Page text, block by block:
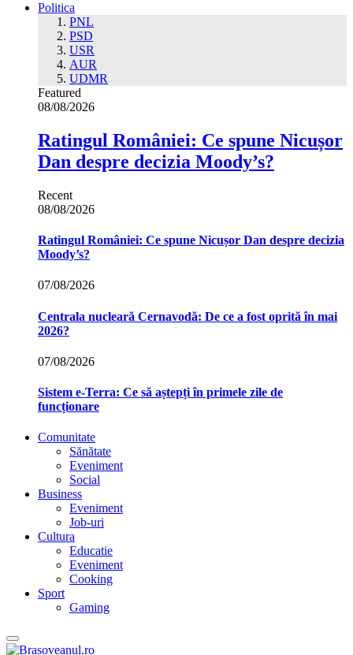
Politica
PNL
PSD
USR
AUR
UDMR
Featured
08/08/2026
Ratingul României: Ce spune Nicușor
Dan despre decizia Moody’s?
Recent
08/08/2026
Ratingul României: Ce spune Nicușor Dan despre decizia
Moody’s?
07/08/2026
Centrala nucleară Cernavodă: De ce a fost oprită în mai
2026?
07/08/2026
Sistem e-Terra: Ce să aștepți în primele zile de
funcționare
Comunitate
Sănătate
Eveniment
Social
Business
Eveniment
Job-uri
Cultura
Educatie
Eveniment
Cooking
Sport
Gaming